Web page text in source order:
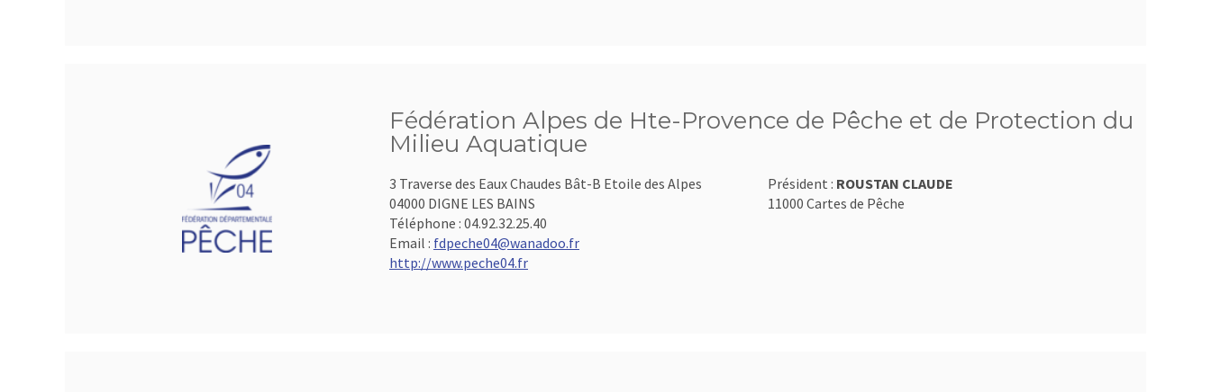
Fédération Alpes de Hte-Provence de Pêche et de Protection du
Milieu Aquatique
3 Traverse des Eaux Chaudes Bât-B Etoile des Alpes
04000 DIGNE LES BAINS
Téléphone : 04.92.32.25.40
Email : fdpeche04@wanadoo.fr
http://www.peche04.fr
Président : ROUSTAN CLAUDE
11000 Cartes de Pêche